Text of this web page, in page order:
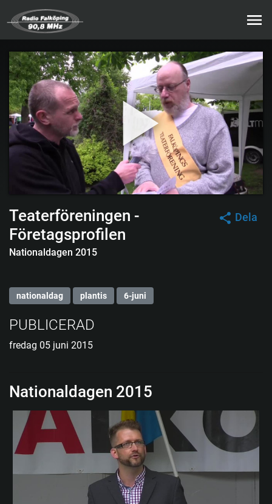
Dela
Teaterföreningen -
Företagsprofilen
Nationaldagen 2015
nationaldag plantis 6-juni
PUBLICERAD
fredag 05 juni 2015
Nationaldagen 2015